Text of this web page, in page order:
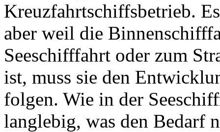
Kreuzfahrtschiffsbetrieb.
aber weil die
Seeschifffahrt oder zum
ist, muss sie den
folgen. Wie in der
langlebig, was den Bedarf